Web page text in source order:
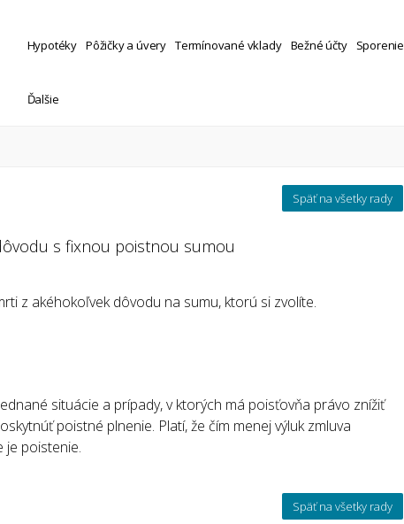
Hypotéky Pôžičky a úvery Termínované vklady Bežné účty Sporenie
Ďalšie
Späť na všetky rady
s fixnou poistnou sumou
z akéhokoľvek dôvodu na sumu, ktorú si zvolíte.
situácie a prípady, v ktorých má poisťovňa právo znížiť
poistné plnenie. Platí, že čím menej výluk zmluva
je poistenie.
Späť na všetky rady